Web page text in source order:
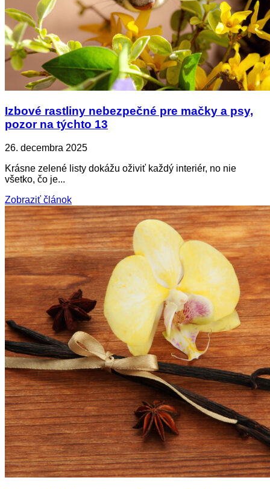
Izbové rastliny nebezpečné pre mačky a psy,
pozor na týchto 13
26. decembra 2025
Krásne zelené listy dokážu oživiť každý interiér, no nie
všetko, čo je...
Zobraziť článok